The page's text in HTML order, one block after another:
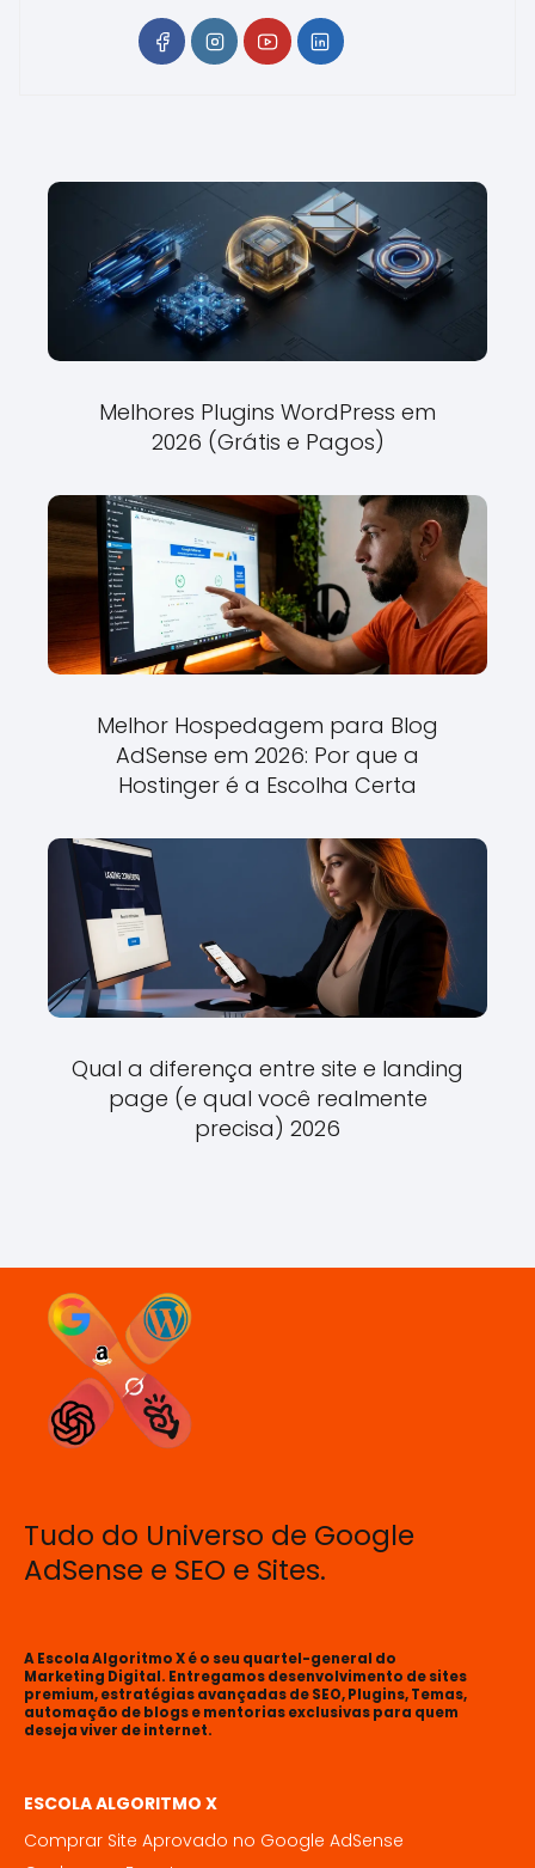
Melhores Plugins WordPress em
2026 (Grátis e Pagos)
Melhor Hospedagem para Blog
AdSense em 2026: Por que a
Hostinger é a Escolha Certa
Qual a diferença entre site e landing
page (e qual você realmente
precisa) 2026
Tudo do Universo de Google
AdSense e SEO e Sites.
A Escola Algoritmo X é o seu quartel-general do
Marketing Digital. Entregamos desenvolvimento de sites
premium, estratégias avançadas de SEO, Plugins, Temas,
automação de blogs e mentorias exclusivas para quem
deseja viver de internet.
ESCOLA ALGORITMO X
Comprar Site Aprovado no Google AdSense